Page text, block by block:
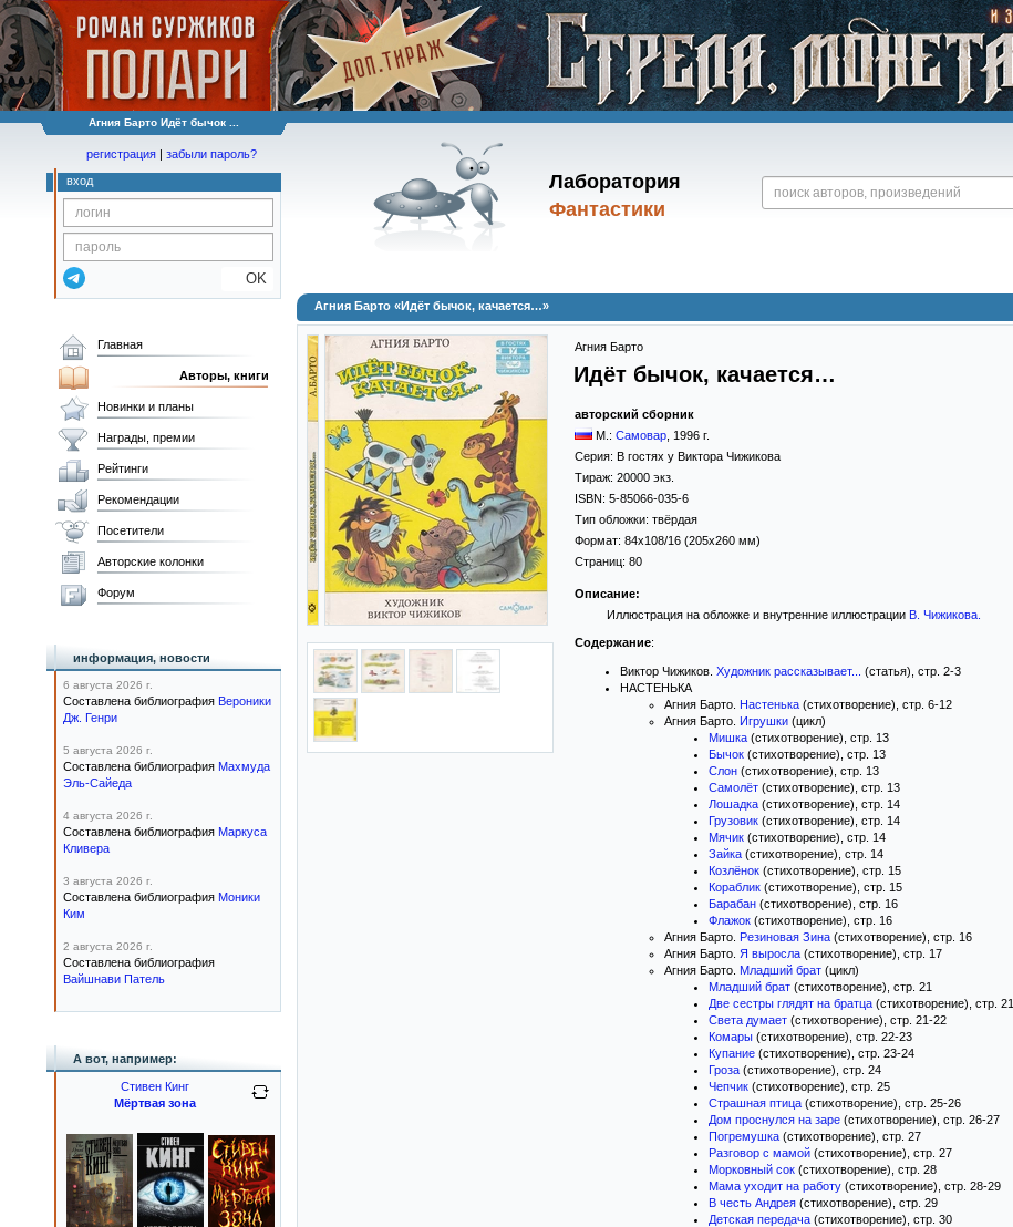
Агния Барто Идёт бычок ...
Лаборатория
Фантастики
регистрация | забыли пароль?
вход
OK
Агния Барто «Идёт бычок, качается…»
Агния Барто
Идёт бычок, качается…
авторский сборник
М.: Самовар 1996 г.
Серия: В гостях у Виктора Чижикова
Тираж: 20000 экз.
ISBN: 5-85066-035-6
Тип обложки: твёрдая
Формат: 84x108/16 (205x260 мм)
Страниц: 80
Описание:
Иллюстрация на обложке и внутренние иллюстрации В. Чижикова.
Содержание:
Виктор Чижиков. Художник рассказывает...
(статья), стр. 2-3
НАСТЕНЬКА
Агния Барто. Настенька (стихотворение), стр. 6-12
Агния Барто. Игрушки (цикл)
Мишка (стихотворение), стр. 13
Бычок (стихотворение), стр. 13
Слон (стихотворение), стр. 13
Самолёт (стихотворение), стр. 13
Лошадка (стихотворение), стр. 14
Грузовик (стихотворение), стр. 14
Мячик (стихотворение), стр. 14
Зайка (стихотворение), стр. 14
Козлёнок (стихотворение), стр. 15
Кораблик (стихотворение), стр. 15
Барабан (стихотворение), стр. 16
Флажок (стихотворение), стр. 16
Агния Барто. Резиновая Зина (стихотворение), стр. 16
Агния Барто. Я выросла (стихотворение), стр. 17
Агния Барто. Младший брат (цикл)
Младший брат (стихотворение), стр. 21
Две сестры глядят на братца (стихотворение), стр. 21
Света думает (стихотворение), стр. 21-22
Комары (стихотворение), стр. 22-23
Купание (стихотворение), стр. 23-24
Гроза (стихотворение), стр. 24
Чепчик (стихотворение), стр. 25
Страшная птица (стихотворение), стр. 25-26
Дом проснулся на заре (стихотворение), стр. 26-27
Погремушка (стихотворение), стр. 27
Разговор с мамой (стихотворение), стр. 27
Морковный сок (стихотворение), стр. 28
Мама уходит на работу (стихотворение), стр. 28-29
В честь Андрея (стихотворение), стр. 29
Детская передача (стихотворение), стр. 30
Главная
Авторы, книги
Новинки и планы
Награды, премии
Рейтинги
Рекомендации
Посетители
Авторские колонки
Форум
информация, новости
6 августа 2026 г.
Составлена библиография Вероники
Дж. Генри
5 августа 2026 г.
Составлена библиография Махмуда
Эль-Сайеда
4 августа 2026 г.
Составлена библиография Маркуса
Кливера
3 августа 2026 г.
Составлена библиография Моники
Ким
2 августа 2026 г.
Составлена библиография
Вайшнави Патель
А вот, например:
Стивен Кинг
Мёртвая зона